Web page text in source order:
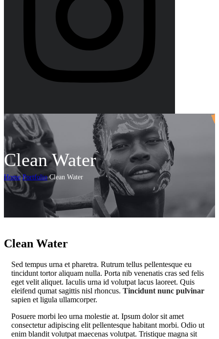
Clean Water
Home Portfolio Clean Water
Clean Water
Sed tempus urna et pharetra. Rutrum tellus pellentesque eu
tincidunt tortor aliquam nulla. Porta nib venenatis cras sed felis
eget velit aliquet. Iaculis urna id volutpat lacus laoreet. Quis
eleifend qumat sagittis nisl rhoncus. Tincidunt nunc pulvinar
sapien et ligula ullamcorper.
Posuere morbi leo urna molestie at. Ipsum dolor sit amet
consectetur adipiscing elit pellentesque habitant morbi. Odio ut
enim blandit volutpat maecenas volutpat. Tristique magna sit